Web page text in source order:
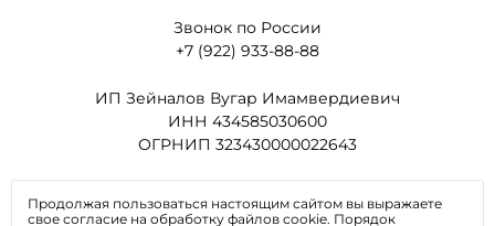
Звонок по России
+7 (922) 933-88-88
ИП Зейналов Вугар Имамвердиевич
ИНН 434585030600
ОГРНИП 323430000022643
Продолжая пользоваться настоящим сайтом вы выражаете
свое согласие на обработку файлов cookie. Порядок